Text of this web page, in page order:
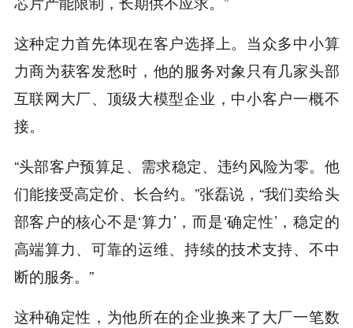
这种定力首先体现在客户选择上。当众多中小算
力商为获客发愁时，他的服务对象只有几家头部
互联网大厂、顶级大模型企业，中小客户一概不
接。
“头部客户预算足、需求稳定、违约风险为零。他
们能接受高定价、长合约。”张磊说，“我们卖给头
部客户的核心不是‘算力’，而是‘确定性’，稳定的
高端算力、可靠的运维、持续的技术支持、不中
断的服务。”
这种确定性，为他所在的企业换来了大厂一笔数